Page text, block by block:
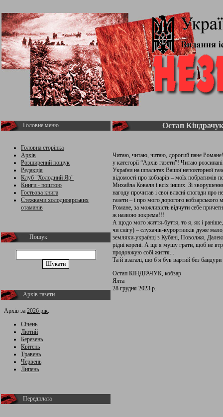
Головне меню
Головна сторінка
Архів
Розширений пошук
Редакція
Клуб "Холодний Яр"
Книги - поштою
Гостьова книга
Стежками холодноярських
отаманів
Пошук
Архів газети
Архів за 2026 рік:
Січень
Лютий
Березень
Квітень
Травень
Червень
Липень
Передплата
Остап
Читаю, читаю, читаю, дорогий пане
у категорії “Архів газети”! Читаю
України на шпальтах Вашої неповторної
відомості про кобзарів – моїх побратимів
Михайла Коваля і всіх інших. Зі
нагоду прочитав і свої власні спогади про
газети – і про мого дорогого
Романе, за можливість відчути себе
ж назвою зокрема!!!
А щодо мого життя-буття, то я, як і
чи снігу) – слухачів-курортників дуже
земляки-українці з Кубані, Поволжя,
рідні корені. А ще я мушу грати, щоб не
продовжую собі життя...
Та й взагалі, що б я був вартий без
Остап КІНДРАЧУК, кобзар
Ялта
28 грудня 2023 р.